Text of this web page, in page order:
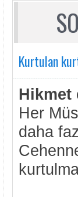
Kurtulan
Hikmet
Her
daha